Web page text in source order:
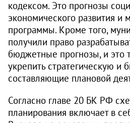
кодексом. Это прогнозы
экономического развития и
программы. Кроме того,
получили право
бюджетные прогнозы, и это
укрепить стратегическую и
составляющие плановой
Согласно главе 20 БК РФ
планирования включает в